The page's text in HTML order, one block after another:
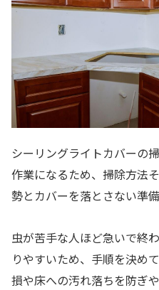
シーリングライトカバーの
作業になるため、掃除方法
勢とカバーを落とさない準備
虫が苦手な人ほど急いで終
りやすいため、手順を決め
損や床への汚れ落ちを防ぎや